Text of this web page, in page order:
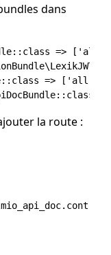
dans
=>
=> ['all'
la route :